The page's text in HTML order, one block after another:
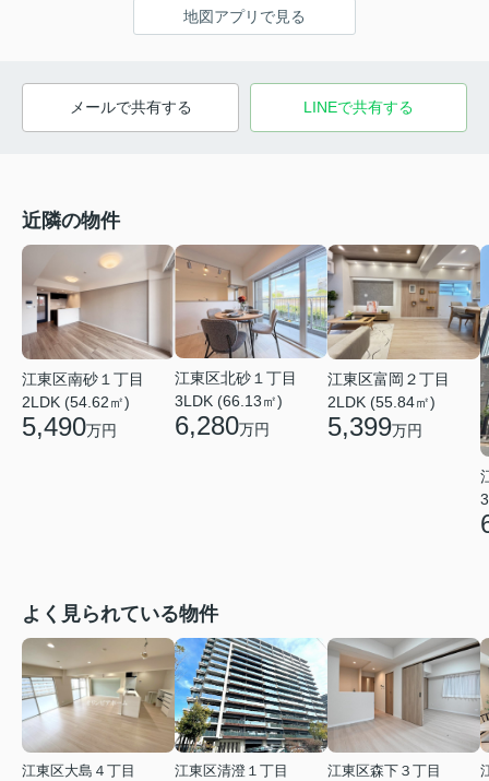
地図アプリで見る
メールで共有する LINEで共有する
近隣の物件
江東区南砂１丁目
2LDK (54.62㎡)
5,490万円
江東区北砂１丁目
3LDK (66.13㎡)
6,280万円
江東区富岡２丁目
2LDK (55.84㎡)
5,399万円
よく見られている物件
江東区大島４丁目
江東区清澄１丁目
江東区森下３丁目